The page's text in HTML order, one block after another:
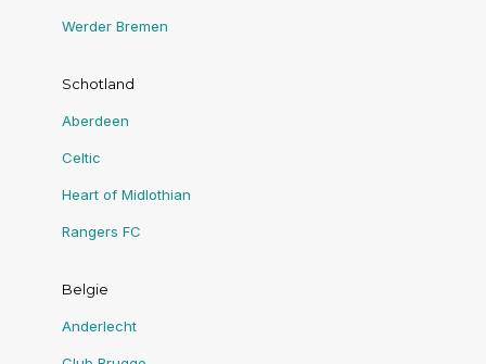
Werder Bremen
Schotland
Aberdeen
Celtic
Heart of Midlothian
Rangers FC
Belgie
Anderlecht